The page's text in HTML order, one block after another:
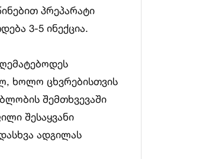
პრეპარატი
3-5 ინექცია.
ხოლო ცხვრებისთვის
შემთხვევაში
შესაყვანი
ადგილას